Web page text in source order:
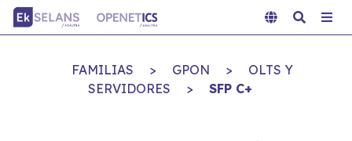
FAMILIAS > GPON >
OLTS Y
SERVIDORES
> SFP C+